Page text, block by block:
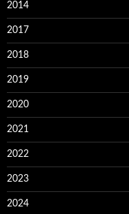
2014
2017
2018
2019
2020
2021
2022
2023
2024